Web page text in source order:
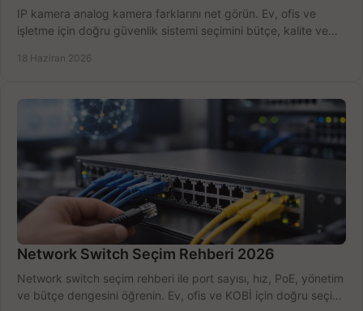
IP kamera analog kamera farklarını net görün. Ev, ofis ve
işletme için doğru güvenlik sistemi seçimini bütçe, kalite ve
18 Haziran 2026
Network Switch Seçim Rehberi 2026
Network switch seçim rehberi ile port sayısı, hız, PoE, yönetim
ve bütçe dengesini öğrenin. Ev, ofis ve KOBİ için doğru seçimi